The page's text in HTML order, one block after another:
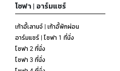
โซฟา | อาร์มแชร์
เก้าอี้เลานจ์ | เก้าอี้พักผ่อน
อาร์มแชร์ | โซฟา 1 ที่นั่ง
โซฟา 2 ที่นั่ง
โซฟา 3 ที่นั่ง